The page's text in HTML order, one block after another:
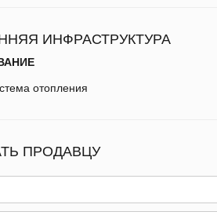
ИНФРАСТРУКТУРА
отопления
ПРОДАВЦУ